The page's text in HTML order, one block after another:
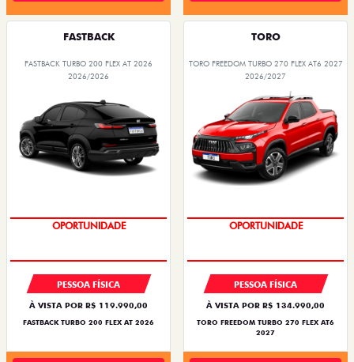
FASTBACK
FASTBACK TURBO 200 FLEX AT 2026
2026/2026
OPORTUNIDADE
PESSOA FÍSICA
À VISTA POR R$ 119.990,00
FASTBACK TURBO 200 FLEX AT 2026
TORO
TORO FREEDOM TURBO 270 FLEX AT6 2027
2026/2027
SUPERVALORIZAÇÃO DO USADO
PESSOA FÍSICA
À VISTA POR R$ 134.990,00
TORO FREEDOM TURBO 270 FLEX AT6
2027